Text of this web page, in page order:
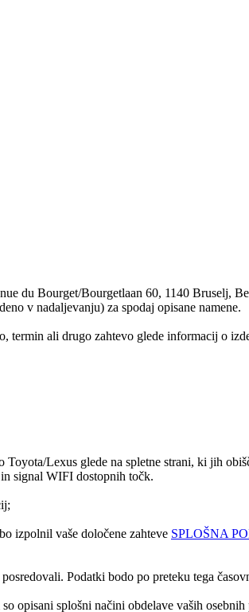
du Bourget/Bourgetlaan 60, 1140 Bruselj,
v nadaljevanju) za spodaj opisane namene.
termin ali drugo zahtevo glede informacij o
Lexus glede na spletne strani, ki jih
signal WIFI dostopnih točk.
izpolnil vaše določene zahteve SPLOŠNA
Podatki bodo po preteku tega
opisani splošni načini obdelave vaših